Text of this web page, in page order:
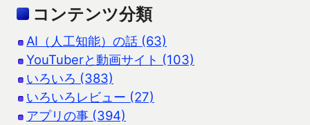
コンテンツ分類
AI（人工知能）の話 (63)
YouTuberと動画サイト (103)
いろいろ (383)
いろいろレビュー (27)
アプリの事 (394)